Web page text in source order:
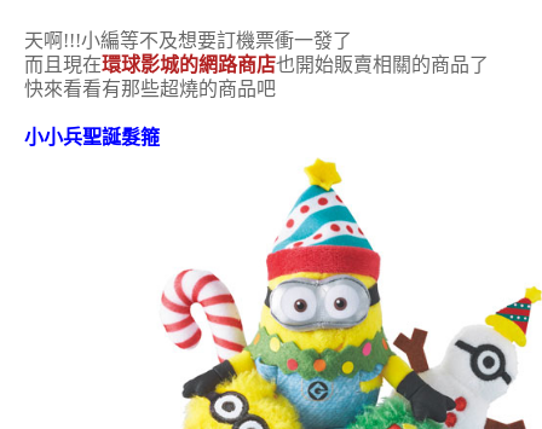
天啊!!!小編等不及想要訂機票衝一發了
而且現在環球影城的網路商店也開始販賣相關的商品了
快來看看有那些超燒的商品吧
小小兵聖誕髮箍